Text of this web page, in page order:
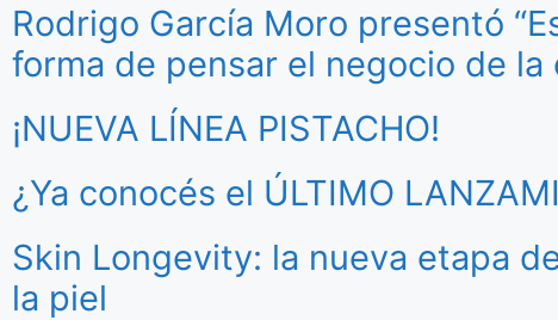
Rodrigo García Moro presentó
forma de pensar el negocio de la
¡NUEVA LÍNEA PISTACHO!
¿Ya conocés el ÚLTIMO
Skin Longevity: la nueva etapa
la piel